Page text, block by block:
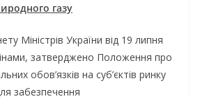
газу
Міністрів України від 19 липня
затверджено Положення про
обов’язків на суб’єктів ринку
забезпечення